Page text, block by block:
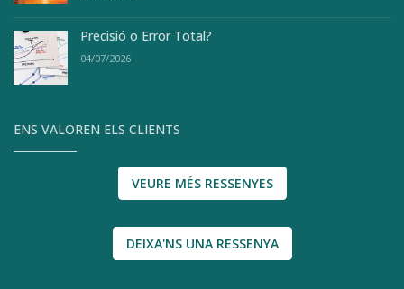
Precisió o Error Total?
04/07/2026
ENS VALOREN ELS CLIENTS
VEURE MÉS RESSENYES
DEIXA'NS UNA RESSENYA